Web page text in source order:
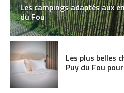
Les campings adaptés aux
du Fou
Les plus belles
Puy du Fou